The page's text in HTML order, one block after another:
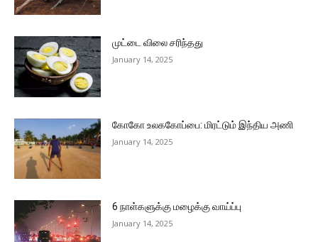
முட்டை விலை சரிந்தது
January 14, 2025
கோகோ உலககோப்பை: மிரட்டும் இந்திய அணி
January 14, 2025
6 நாள்களுக்கு மழைக்கு வாய்ப்பு
January 14, 2025